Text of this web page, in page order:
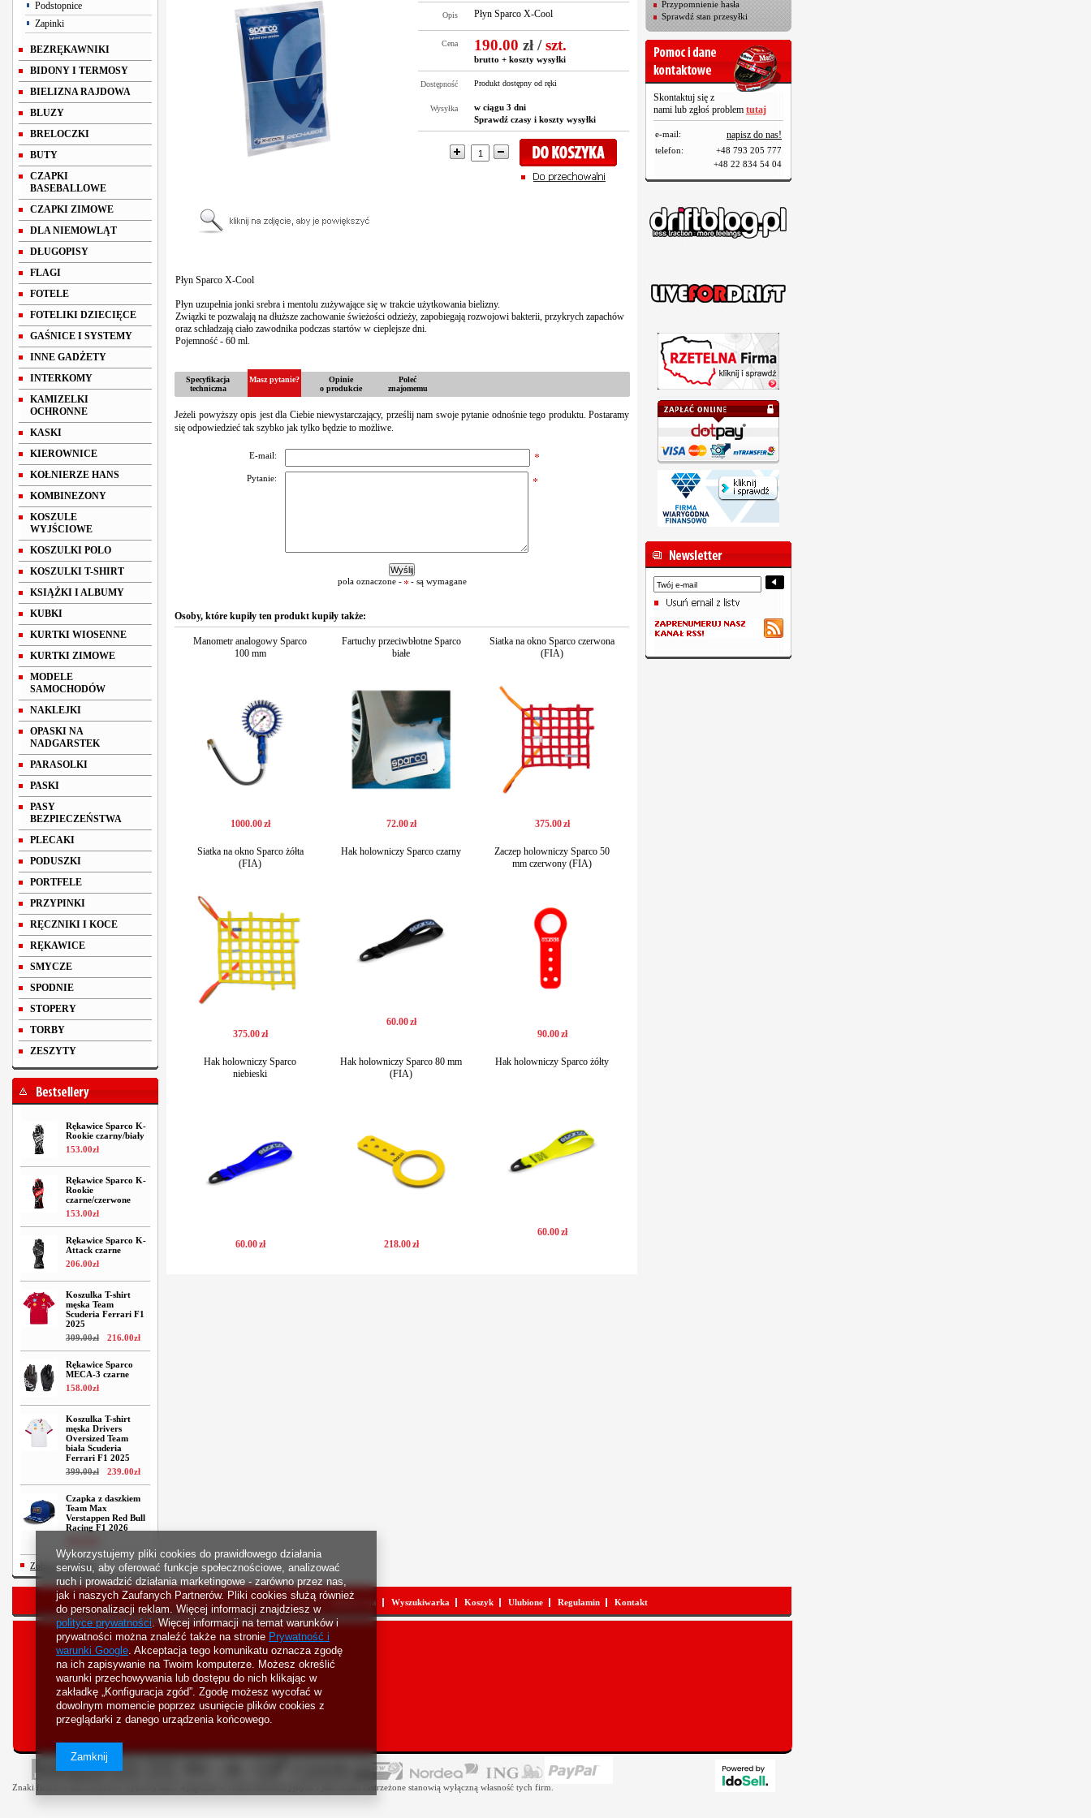
Podstopnice
Zapinki
BEZRĘKAWNIKI
BIDONY I TERMOSY
BIELIZNA RAJDOWA
BLUZY
BRELOCZKI
BUTY
CZAPKI
BASEBALLOWE
CZAPKI ZIMOWE
DLA NIEMOWLĄT
DŁUGOPISY
FLAGI
FOTELE
FOTELIKI DZIECIĘCE
GAŚNICE I SYSTEMY
INNE GADŻETY
INTERKOMY
KAMIZELKI
OCHRONNE
KASKI
KIEROWNICE
KOŁNIERZE HANS
KOMBINEZONY
KOSZULE
WYJŚCIOWE
KOSZULKI POLO
KOSZULKI T-SHIRT
KSIĄŻKI I ALBUMY
KUBKI
KURTKI WIOSENNE
KURTKI ZIMOWE
MODELE
SAMOCHODÓW
NAKLEJKI
OPASKI NA
NADGARSTEK
PARASOLKI
PASKI
PASY
BEZPIECZEŃSTWA
PLECAKI
PODUSZKI
PORTFELE
PRZYPINKI
RĘCZNIKI I KOCE
RĘKAWICE
SMYCZE
SPODNIE
STOPERY
TORBY
ZESZYTY
Rękawice Sparco K-
Rookie czarny/biały
153.00zł
Rękawice Sparco K-
Rookie
czarne/czerwone
153.00zł
Rękawice Sparco K-
Attack czarne
206.00zł
Koszulka T-shirt
męska Team
Scuderia Ferrari F1
2025
309.00zł 216.00zł
Rękawice Sparco
MECA-3 czarne
158.00zł
Koszulka T-shirt
męska Drivers
Oversized Team
biała Scuderia
Ferrari F1 2025
399.00zł 239.00zł
Czapka z daszkiem
Team Max
Verstappen Red Bull
Racing F1 2026
Zobacz wszystkie
Opis Płyn Sparco X-Cool
Cena 190.00 zł/szt.
brutto + koszty wysyłki
Dostępność Produkt dostępny od ręki
Wysyłka
w ciągu 3 dni
Sprawdź czasy i koszty wysyłki
Płyn Sparco X-Cool
Płyn uzupełnia jonki srebra i mentolu zużywające się w trakcie użytkowania bielizny.
Związki te pozwalają na dłuższe zachowanie świeżości odzieży, zapobiegają rozwojowi bakterii, przykrych zapachów
oraz schładzają ciało zawodnika podczas startów w cieplejsze dni.
Pojemność - 60 ml.
Specyfikacja
techniczna
Masz pytanie?
Opinie
o produkcie
Poleć
znajomemu
Jeżeli powyższy opis jest dla Ciebie niewystarczający, prześlij nam swoje pytanie odnośnie tego produktu. Postaramy
się odpowiedzieć tak szybko jak tylko będzie to możliwe.
E-mail:
Pytanie:
pola oznaczone - - są wymagane
Osoby, które kupiły ten produkt kupiły także:
Manometr analogowy Sparco
100 mm
1000.00zł
Fartuchy przeciwbłotne Sparco
białe
72.00zł
Siatka na okno Sparco czerwona
(FIA)
375.00zł
Siatka na okno Sparco żółta
(FIA)
375.00zł
Hak holowniczy Sparco czarny
60.00zł
Zaczep holowniczy Sparco 50
mm czerwony (FIA)
90.00zł
Hak holowniczy Sparco
niebieski
60.00zł
Hak holowniczy Sparco 80 mm
(FIA)
218.00zł
Hak holowniczy Sparco żółty
60.00zł
Przypomnienie hasła
Sprawdź stan przesyłki
Skontaktuj się z
nami lub zgłoś problem tutaj
e-mail: napisz do nas!
telefon:
+48 793 205 777
+48 22 834 54 04
Strona główna Bestsellery Nowości Rejestracja Wyszukiwarka Koszyk Ulubione Regulamin Kontakt
Znaki firmowe lub towarowe wykorzystano wyłącznie w celach informacyjnych i jako znaki zastrzeżone stanowią wyłączną własność tych firm.
Wykorzystujemy pliki cookies do prawidłowego działania
serwisu, aby oferować funkcje społecznościowe, analizować
ruch i prowadzić działania marketingowe - zarówno przez nas,
jak i naszych Zaufanych Partnerów. Pliki cookies służą również
do personalizacji reklam. Więcej informacji znajdziesz w
polityce prywatności. Więcej informacji na temat warunków i
prywatności można znaleźć także na stronie Prywatność i
warunki Google. Akceptacja tego komunikatu oznacza zgodę
na ich zapisywanie na Twoim komputerze. Możesz określić
warunki przechowywania lub dostępu do nich klikając w
zakładkę „Konfiguracja zgód”. Zgodę możesz wycofać w
dowolnym momencie poprzez usunięcie plików cookies z
przeglądarki z danego urządzenia końcowego.
Zamknij